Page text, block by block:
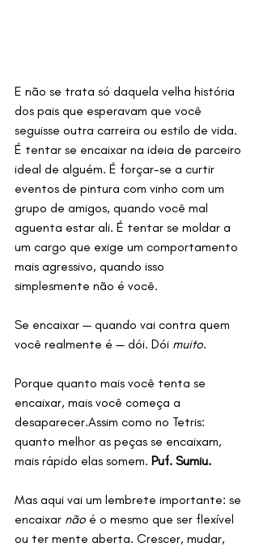
E não se trata só daquela velha história
dos pais que esperavam que você
seguisse outra carreira ou estilo de vida.
É tentar se encaixar na ideia de parceiro
ideal de alguém. É forçar-se a curtir
eventos de pintura com vinho com um
grupo de amigos, quando você mal
aguenta estar ali. É tentar se moldar a
um cargo que exige um comportamento
mais agressivo, quando isso
simplesmente não é você.
Se encaixar — quando vai contra quem
você realmente é — dói. Dói muito.
Porque quanto mais você tenta se
encaixar, mais você começa a
desaparecer.Assim como no Tetris:
quanto melhor as peças se encaixam,
mais rápido elas somem. Puf. Sumiu.
Mas aqui vai um lembrete importante: se
encaixar não é o mesmo que ser flexível
ou ter mente aberta. Crescer, mudar,